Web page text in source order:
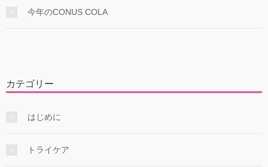
今年のCONUS COLA
カテゴリー
はじめに
トライケア